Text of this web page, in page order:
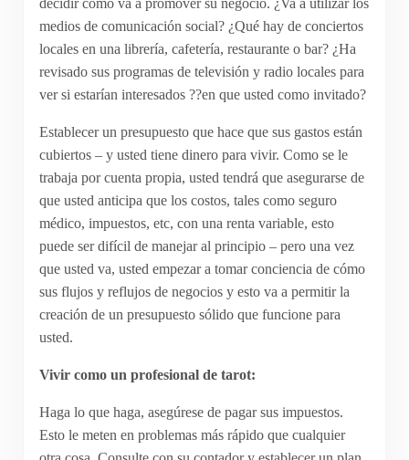
decidir cómo va a promover su negocio. ¿Va a utilizar los
medios de comunicación social? ¿Qué hay de conciertos
locales en una librería, cafetería, restaurante o bar? ¿Ha
revisado sus programas de televisión y radio locales para
ver si estarían interesados ??en que usted como invitado?
Establecer un presupuesto que hace que sus gastos están
cubiertos – y usted tiene dinero para vivir. Como se le
trabaja por cuenta propia, usted tendrá que asegurarse de
que usted anticipa que los costos, tales como seguro
médico, impuestos, etc, con una renta variable, esto
puede ser difícil de manejar al principio – pero una vez
que usted va, usted empezar a tomar conciencia de cómo
sus flujos y reflujos de negocios y esto va a permitir la
creación de un presupuesto sólido que funcione para
usted.
Vivir como un profesional de tarot:
Haga lo que haga, asegúrese de pagar sus impuestos.
Esto le meten en problemas más rápido que cualquier